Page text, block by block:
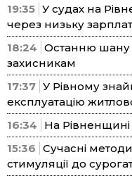
19:35 У судах на
через низьку
18:24 Останню шану
захисникам
17:37 У Рівному
експлуатацію
16:34
На Рівненщині
15:36 Сучасні
стимуляції до